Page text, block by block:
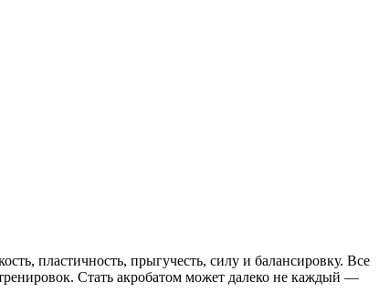
пластичность, прыгучесть, силу и балансировку. Все
Стать акробатом может далеко не каждый —